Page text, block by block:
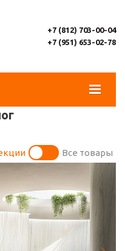
+7 (812) 703-00-04
+7 (951) 653-02-78
Все товары